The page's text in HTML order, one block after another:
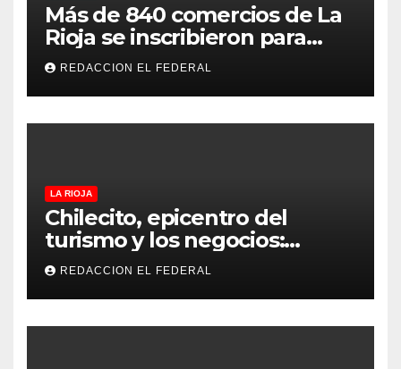
Más de 840 comercios de La
Rioja se inscribieron para
recibir Chachos: qué se
puede comprar y dónde
utilizarlos
REDACCION EL FEDERAL
LA RIOJA
Chilecito, epicentro del
turismo y los negocios:
arranca la Expo que promete
revolucionar la economía
regional en un evento sin
precedentes en La Rioja
REDACCION EL FEDERAL